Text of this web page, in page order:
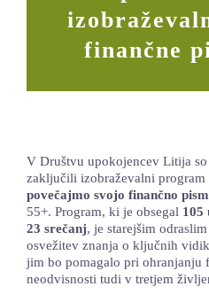
LOKALNA TOČKA SVOS
KNJIŽNICA
finančne
V Društvu upokojencev Litija so
zaključili izobraževalni program
povečajmo svojo finančno
55+. Program, ki je obsegal 105
23 srečanj, je starejšim
osvežitev znanja o ključnih
jim bo pomagalo pri ohranjanju
neodvisnosti tudi v tretjem